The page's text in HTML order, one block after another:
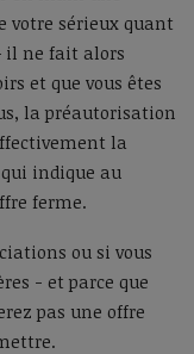
votre sérieux quant
il ne fait alors
et que vous êtes
la préautorisation
la
indique au
ferme.
ou si vous
- et parce que
pas une offre